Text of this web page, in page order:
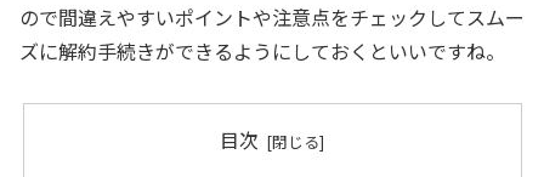
ので間違えやすいポイントや注意点をチェックしてスムー
ズに解約手続きができるようにしておくといいですね。
目次